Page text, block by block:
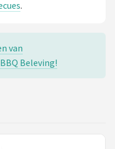
.
van
Beleving!